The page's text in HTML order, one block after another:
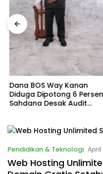
Dana BOS Way Kanan
Diduga Dipotong 6 Persen,
Sahdana Desak Audit
Pendidikan & Teknologi April
Web Hosting